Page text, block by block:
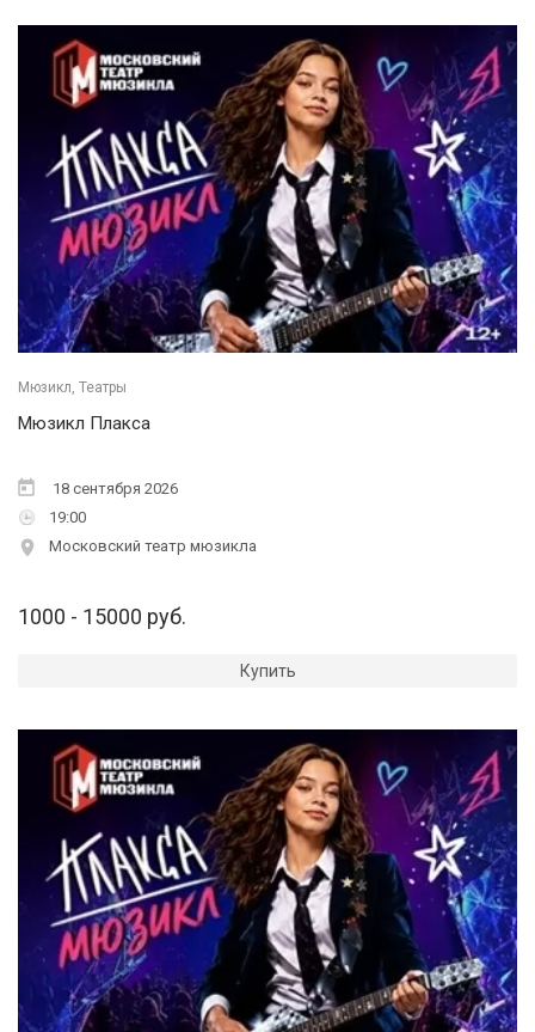
Мюзикл, Театры
Мюзикл Плакса
18 сентября 2026
19:00
Московский театр мюзикла
1000 - 15000 руб.
Купить